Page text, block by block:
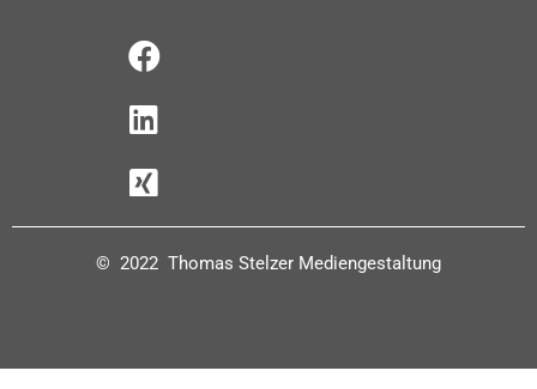
© 2022 Thomas Stelzer Mediengestaltung